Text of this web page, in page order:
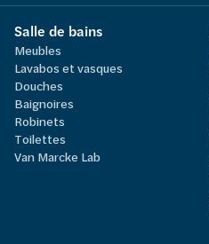
Salle de bains
Meubles
Lavabos et vasques
Douches
Baignoires
Robinets
Toilettes
Van Marcke Lab